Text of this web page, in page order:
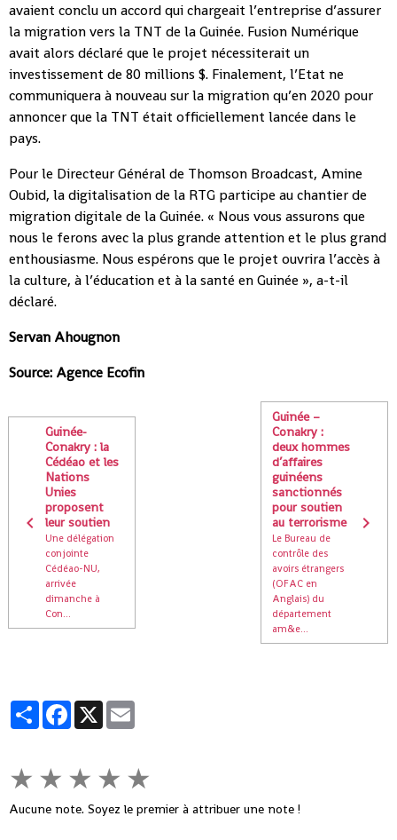
avaient conclu un accord qui chargeait l’entreprise d’assurer
la migration vers la TNT de la Guinée. Fusion Numérique
avait alors déclaré que le projet nécessiterait un
investissement de 80 millions $. Finalement, l’Etat ne
communiquera à nouveau sur la migration qu’en 2020 pour
annoncer que la TNT était officiellement lancée dans le
pays.
Pour le Directeur Général de Thomson Broadcast, Amine
Oubid, la digitalisation de la RTG participe au chantier de
migration digitale de la Guinée. « Nous vous assurons que
nous le ferons avec la plus grande attention et le plus grand
enthousiasme. Nous espérons que le projet ouvrira l’accès à
la culture, à l’éducation et à la santé en Guinée », a-t-il
déclaré.
Servan Ahougnon
Source: Agence Ecofin
Guinée-
Conakry : la
Cédéao et les
Nations
Unies
proposent
leur soutien
Une délégation
conjointe
Cédéao-NU,
arrivée
dimanche à
Con...
Guinée –
Conakry :
deux hommes
d’affaires
guinéens
sanctionnés
pour soutien
au terrorisme
Le Bureau de
contrôle des
avoirs étrangers
(OFAC en
Anglais) du
département
am&e...
PartagerFacebook
X
★ ★ ★ ★ ★
Aucune note. Soyez le premier à attribuer une note !